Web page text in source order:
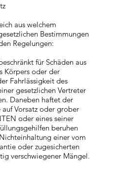
aus welchem
Bestimmungen
Regelungen:
für Schäden aus
Körpers oder der
Fahrlässigkeit des
gesetzlichen Vertreter
Daneben haftet der
auf Vorsatz oder grober
oder eines seiner
beruhen
einer vom
oder zugesicherten
verschwiegener Mängel.